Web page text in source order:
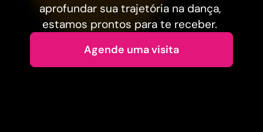
aprofundar sua trajetória na dança,
estamos prontos para te receber.
Agende uma visita